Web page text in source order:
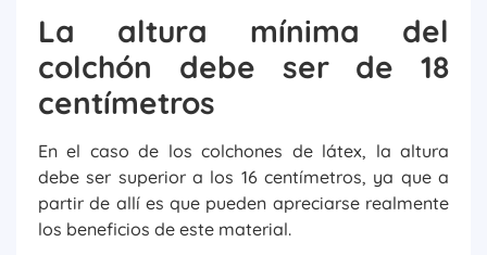
La altura mínima del
colchón debe ser de 18
centímetros
En el caso de los colchones de látex, la altura
debe ser superior a los 16 centímetros, ya que a
partir de allí es que pueden apreciarse realmente
los beneficios de este material.